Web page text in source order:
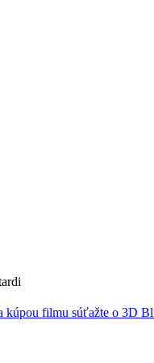
kúpou filmu súťažte o 3D